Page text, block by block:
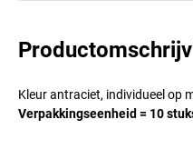
Kleur antraciet, individueel op
Verpakkingseenheid = 10